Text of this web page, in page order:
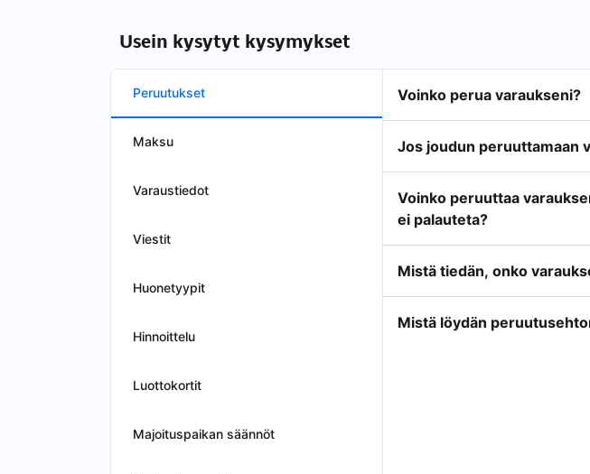
Usein kysytyt kysymykset
Peruutukset
Maksu
Varaustiedot
Viestit
Huonetyypit
Hinnoittelu
Luottokortit
Majoituspaikan säännöt
Voinko perua varaukseni?
Jos joudun peruuttamaan
Voinko peruuttaa
ei palauteta?
Mistä tiedän, onko
Mistä löydän